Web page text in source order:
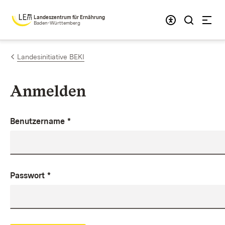
Zum Inhalt springen
Landeszentrum für Ernährung
Baden-Württemberg
Landesinitiative BEKI
Anmelden
Benutzername *
Passwort *